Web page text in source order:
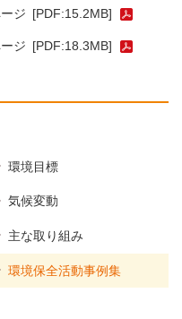
ジ [PDF:15.2MB]
ジ [PDF:18.3MB]
環境目標
気候変動
主な取り組み
環境保全活動事例集